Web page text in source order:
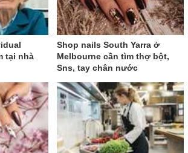
tại nhà
Shop nails South Yarra ở
Melbourne cần tìm thợ bột,
Sns, tay chân nước